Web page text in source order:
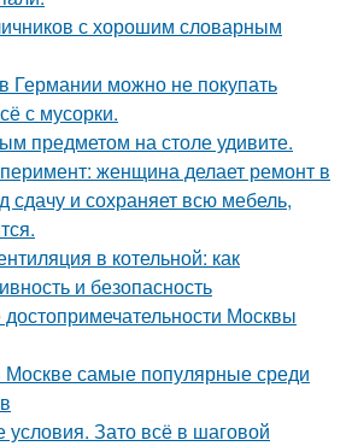
с хорошим словарным
Германии можно не покупать
с мусорки.
предметом на столе удивите.
женщина делает ремонт в
сдачу и сохраняет всю мебель,
в котельной: как
и безопасность
Москвы
Москве самые популярные среди
условия. Зато всё в шаговой